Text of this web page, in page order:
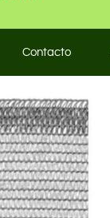
Contacto